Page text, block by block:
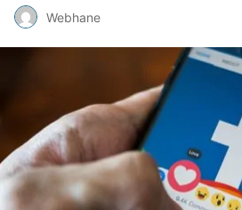
Webhane